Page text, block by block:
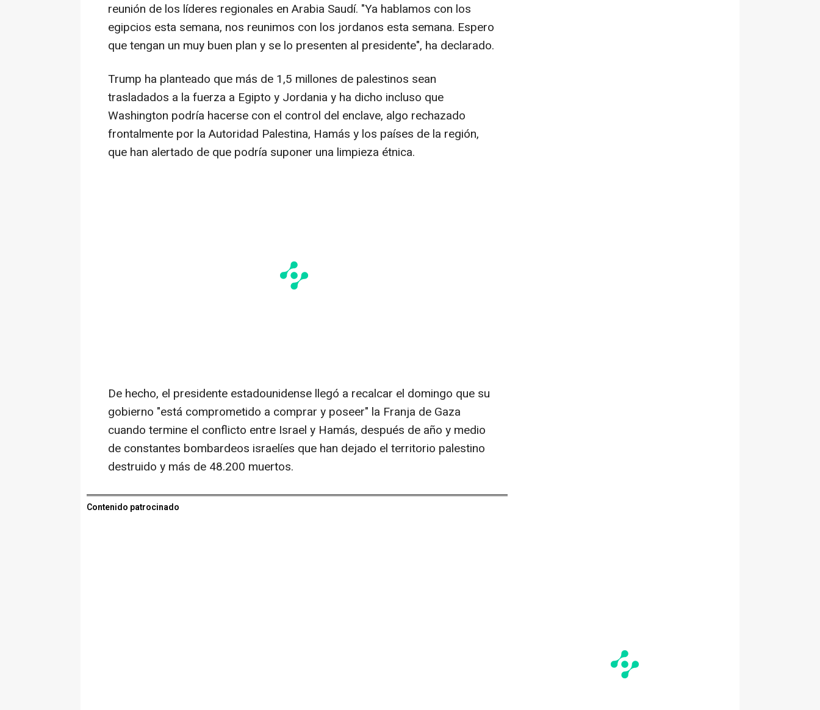
reunión de los líderes regionales en Arabia Saudí. "Ya hablamos con los
egipcios esta semana, nos reunimos con los jordanos esta semana. Espero
que tengan un muy buen plan y se lo presenten al presidente", ha declarado.
Trump ha planteado que más de 1,5 millones de palestinos sean
trasladados a la fuerza a Egipto y Jordania y ha dicho incluso que
Washington podría hacerse con el control del enclave, algo rechazado
frontalmente por la Autoridad Palestina, Hamás y los países de la región,
que han alertado de que podría suponer una limpieza étnica.
De hecho, el presidente estadounidense llegó a recalcar el domingo que su
gobierno "está comprometido a comprar y poseer" la Franja de Gaza
cuando termine el conflicto entre Israel y Hamás, después de año y medio
de constantes bombardeos israelíes que han dejado el territorio palestino
destruido y más de 48.200 muertos.
Contenido patrocinado